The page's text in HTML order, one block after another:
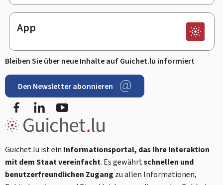
App
Bleiben Sie über neue Inhalte auf Guichet.lu informiert
Den Newsletter abonnieren
FacebookLinkedIn
Guichet.lu ist ein Informationsportal, das Ihre Interaktion
mit dem Staat vereinfacht. Es gewährtschnellen und
benutzerfreundlichen Zugang zu allen Informationen,